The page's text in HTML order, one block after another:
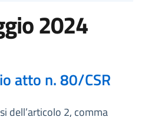
2024
atto n. 80/CSR
dell’articolo 2, comma